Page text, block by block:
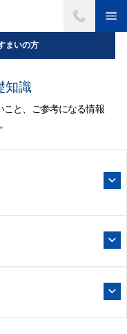
まいの方
知識
こと、ご参考になる情報